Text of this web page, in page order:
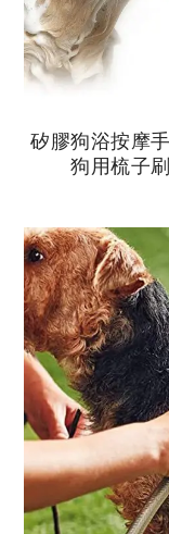
矽膠狗浴按摩
狗用梳子